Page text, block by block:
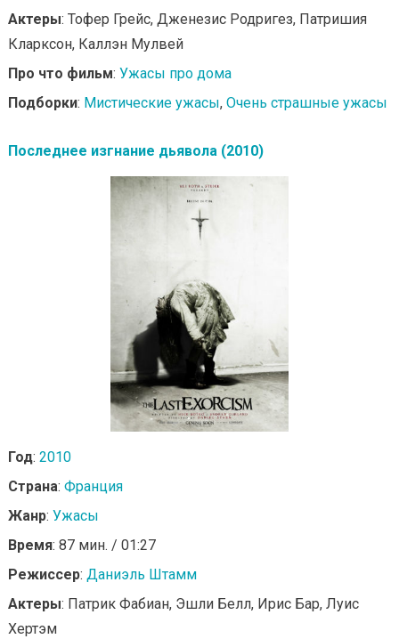
Актеры: Тофер Грейс, Дженезис Родригез, Патришия
Кларксон, Каллэн Мулвей
Про что фильм: Ужасы про дома
Подборки: Мистические ужасы, Очень страшные ужасы
Последнее изгнание дьявола (2010)
Год: 2010
Страна: Франция
Жанр: Ужасы
Время: 87 мин. / 01:27
Режиссер: Даниэль Штамм
Актеры: Патрик Фабиан, Эшли Белл, Ирис Бар, Луис
Хертэм